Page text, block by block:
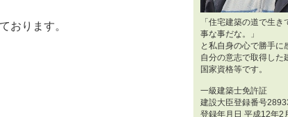
おります。
「住宅建築の道で生
事な事だな。」
と私自身の心で勝手に
自分の意志で取得した
国家資格等です。
一級建築士免許証
建設大臣登録番号
登録年月日 平成12年2